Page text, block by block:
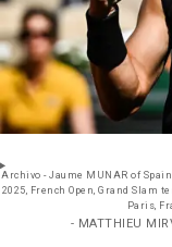
Archivo - Jaume MUNAR of
2025, French Open, Grand Slam
Paris,
- MATTHIEU